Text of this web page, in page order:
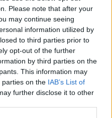
Please note that after your
may continue seeing
information utilized by
to third parties prior to
opt-out of the further
by third parties on the
This information may
parties on the IAB’s List of
further disclose it to other
sorsa
a pluszpénzek ellen